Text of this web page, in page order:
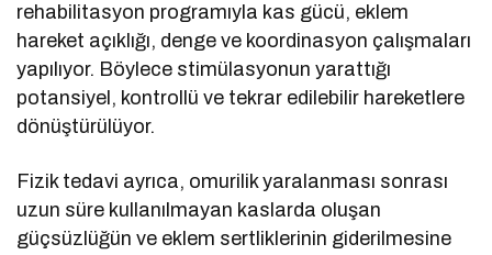
rehabilitasyon programıyla kas gücü, eklem
hareket açıklığı, denge ve koordinasyon çalışmaları
yapılıyor. Böylece stimülasyonun yarattığı
potansiyel, kontrollü ve tekrar edilebilir hareketlere
dönüştürülüyor.
Fizik tedavi ayrıca, omurilik yaralanması sonrası
uzun süre kullanılmayan kaslarda oluşan
güçsüzlüğün ve eklem sertliklerinin giderilmesine